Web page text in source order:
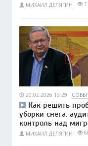
МИХАИЛ ДЕЛЯГИН
20.02.2026 19:29
Как решить
уборки снега:
контроль над
МИХАИЛ ДЕЛЯГИН